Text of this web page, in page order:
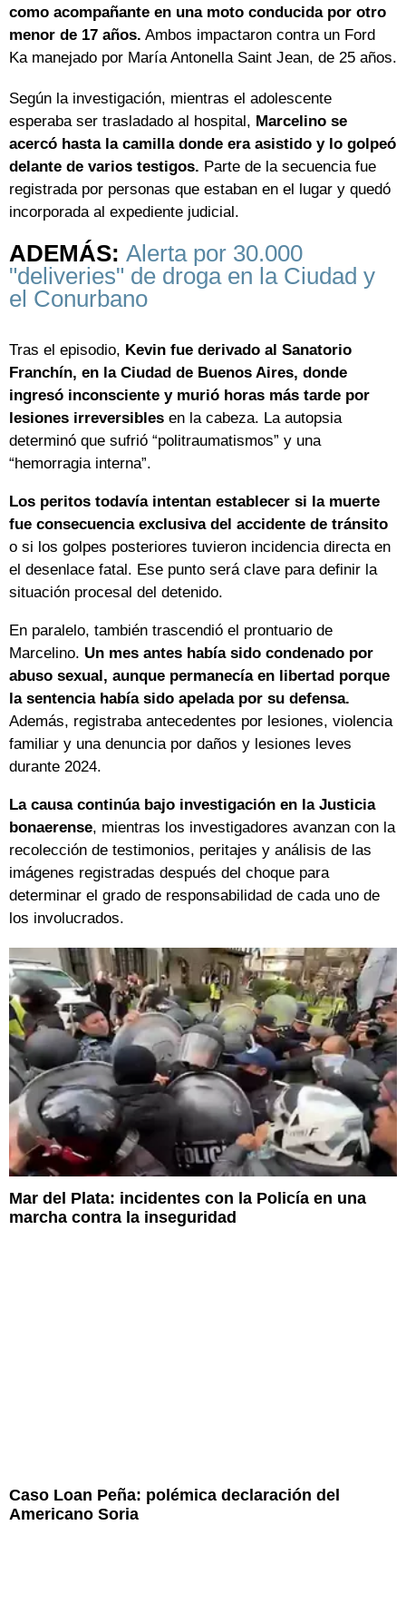
como acompañante en una moto conducida por otro
menor de 17 años. Ambos impactaron contra un Ford
Ka manejado por María Antonella Saint Jean, de 25 años.
Según la investigación, mientras el adolescente
esperaba ser trasladado al hospital, Marcelino se
acercó hasta la camilla donde era asistido y lo golpeó
delante de varios testigos. Parte de la secuencia fue
registrada por personas que estaban en el lugar y quedó
incorporada al expediente judicial.
ADEMÁS: Alerta por 30.000
"deliveries" de droga en la Ciudad y
el Conurbano
Tras el episodio, Kevin fue derivado al Sanatorio
Franchín, en la Ciudad de Buenos Aires, donde
ingresó inconsciente y murió horas más tarde por
lesiones irreversibles en la cabeza. La autopsia
determinó que sufrió “politraumatismos” y una
“hemorragia interna”.
Los peritos todavía intentan establecer si la muerte
fue consecuencia exclusiva del accidente de tránsito
o si los golpes posteriores tuvieron incidencia directa en
el desenlace fatal. Ese punto será clave para definir la
situación procesal del detenido.
En paralelo, también trascendió el prontuario de
Marcelino. Un mes antes había sido condenado por
abuso sexual, aunque permanecía en libertad porque
la sentencia había sido apelada por su defensa.
Además, registraba antecedentes por lesiones, violencia
familiar y una denuncia por daños y lesiones leves
durante 2024.
La causa continúa bajo investigación en la Justicia
bonaerense, mientras los investigadores avanzan con la
recolección de testimonios, peritajes y análisis de las
imágenes registradas después del choque para
determinar el grado de responsabilidad de cada uno de
los involucrados.
Mar del Plata: incidentes con la Policía en una
marcha contra la inseguridad
Caso Loan Peña: polémica declaración del
Americano Soria